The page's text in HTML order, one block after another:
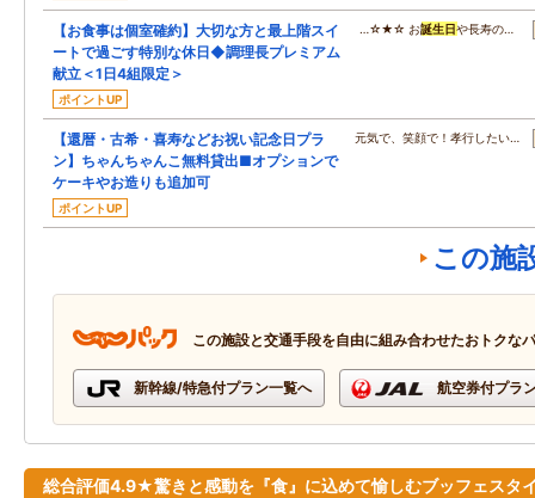
【お食事は個室確約】大切な方と最上階スイ
ートで過ごす特別な休日◆調理長プレミアム
献立＜1日4組限定＞
ポイントUP
…☆★☆ お誕生日や長寿の…
【還暦・古希・喜寿などお祝い記念日プラ
ン】ちゃんちゃんこ無料貸出■オプションで
ケーキやお造りも追加可
ポイントUP
元気で、笑顔で！孝行したい…
この施
この施設と交通手段を自由に組み合わせたおトクな
新幹線/特急付プラン一覧へ 航空券付プラ
総合評価4.9★驚きと感動を『食』に込めて愉しむブッフェスタ